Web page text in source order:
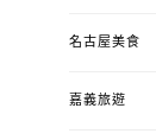
名古屋美食
嘉義旅遊